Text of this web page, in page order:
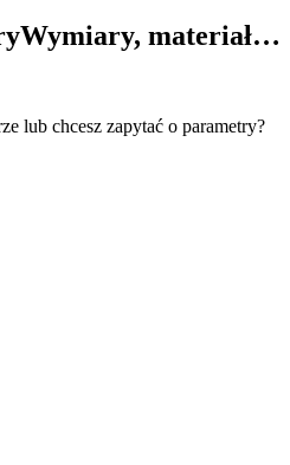
Wymiary, materiał…
lub chcesz zapytać o parametry?